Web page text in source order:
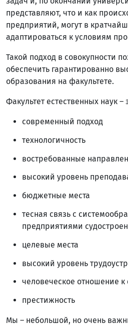
представляют, что и как
предприятий, могут в
адаптироваться к условиям
Такой подход в совокупности
обеспечить гарантированно
образования на факультете.
Факультет естественных наук –
современный подход
технологичность
востребованные
высокий уровень
бюджетные места
тесная связь с
предприятиями
целевые места
высокий уровень
человеческое отношение к
престижность
Мы – небольшой, но очень